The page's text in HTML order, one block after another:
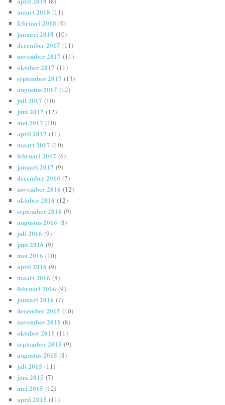
maart 2018 (11)
februari 2018 (9)
januari 2018 (10)
december 2017 (11)
november 2017 (11)
oktober 2017 (11)
september 2017 (13)
augustus 2017 (12)
juli 2017 (10)
juni 2017 (12)
mei 2017 (10)
april 2017 (11)
maart 2017 (10)
februari 2017 (6)
januari 2017 (9)
december 2016 (7)
november 2016 (12)
oktober 2016 (12)
september 2016 (9)
augustus 2016 (8)
juli 2016 (9)
juni 2016 (9)
mei 2016 (10)
april 2016 (9)
maart 2016 (8)
februari 2016 (9)
januari 2016 (7)
december 2015 (10)
november 2015 (8)
oktober 2015 (11)
september 2015 (9)
augustus 2015 (8)
juli 2015 (11)
juni 2015 (7)
mei 2015 (12)
april 2015 (11)